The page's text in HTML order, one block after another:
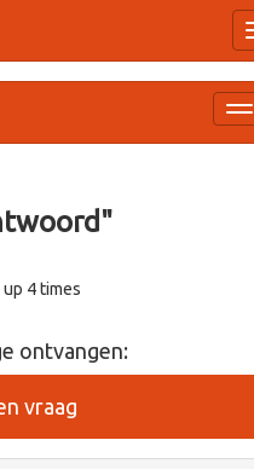
"
4 times
ontvangen:
vraag